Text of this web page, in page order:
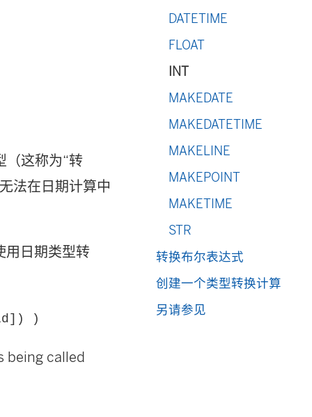
（这称为“转
法在日期计算中
用日期类型转
)
being called
DATETIME
FLOAT
INT
MAKEDATE
MAKEDATETIME
MAKELINE
MAKEPOINT
MAKETIME
STR
转换布尔表达式
创建一个类型转换计算
另请参见